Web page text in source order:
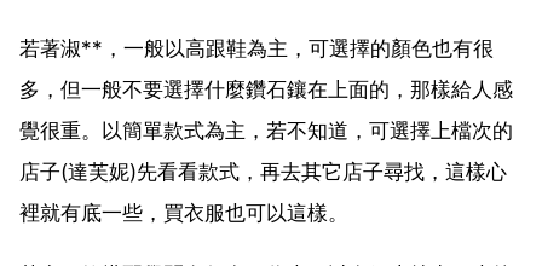
若著淑**，一般以高跟鞋為主，可選擇的顏色也有很
多，但一般不要選擇什麼鑽石鑲在上面的，那樣給人感
覺很重。以簡單款式為主，若不知道，可選擇上檔次的
店子(達芙妮)先看看款式，再去其它店子尋找，這樣心
裡就有底一些，買衣服也可以這樣。